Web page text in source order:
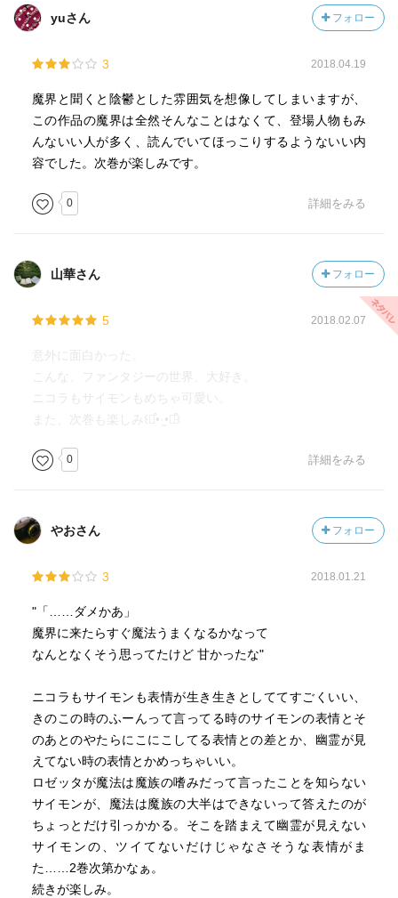
yuさん フォロー
3 2018.04.19
魔界と聞くと陰鬱とした雰囲気を想像してしまいますが、
この作品の魔界は全然そんなことはなくて、登場人物もみ
んないい人が多く、読んでいてほっこりするようないい内
容でした。次巻が楽しみです。
0 詳細をみる
山華さん フォロー
5 2018.02.07
意外に面白かった。
こんな、ファンタジーの世界、大好き。
ニコラもサイモンもめちゃ可愛い。
また、次巻も楽しみ꒰⌯͒•·̫•⌯͒꒱
0 詳細をみる
やおさん フォロー
3 2018.01.21
"「……ダメかあ」
魔界に来たらすぐ魔法うまくなるかなって
なんとなくそう思ってたけど 甘かったな"
ニコラもサイモンも表情が生き生きとしててすごくいい、
きのこの時のふーんって言ってる時のサイモンの表情とそ
のあとのやたらにこにこしてる表情との差とか、幽霊が見
えてない時の表情とかめっちゃいい。
ロゼッタが魔法は魔族の嗜みだって言ったことを知らない
サイモンが、魔法は魔族の大半はできないって答えたのが
ちょっとだけ引っかかる。そこを踏まえて幽霊が見えない
サイモンの、ツイてないだけじゃなさそうな表情がま
た……2巻次第かなぁ。
続きが楽しみ。